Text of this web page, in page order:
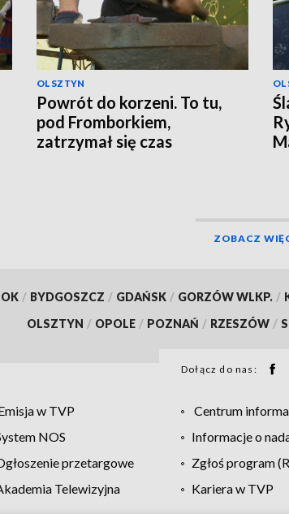
OLSZTYN
Powrót do korzeni. To tu,
pod Fromborkiem,
zatrzymał się czas
ZOBACZ
/ BYDGOSZCZ / GDAŃSK / GORZÓW WLKP. /
OLSZTYN / OPOLE / POZNAŃ / RZESZÓW /
Dołącz do nas:
w TVP Centrum
NOS Informacje o
przetargowe Zgłoś program
Telewizyjna Kariera w TVP